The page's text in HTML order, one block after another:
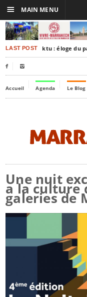
LAST POSTTimbuktu : éloge du
 
Accueil Agenda Le Blog
Une nuit
a la culture
galeries de
☰ MAIN MENU